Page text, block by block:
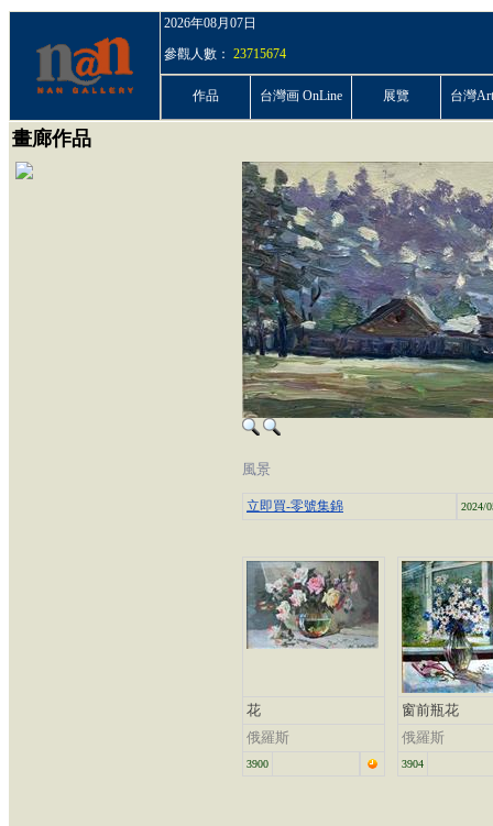
2026年08月07日
參觀人數： 23715674
作品 台灣画 OnLine 展覽 台灣
畫廊作品
風景
立即買-零號集錦 2024/
花
俄羅斯
3900
窗前瓶花
俄羅斯
3904